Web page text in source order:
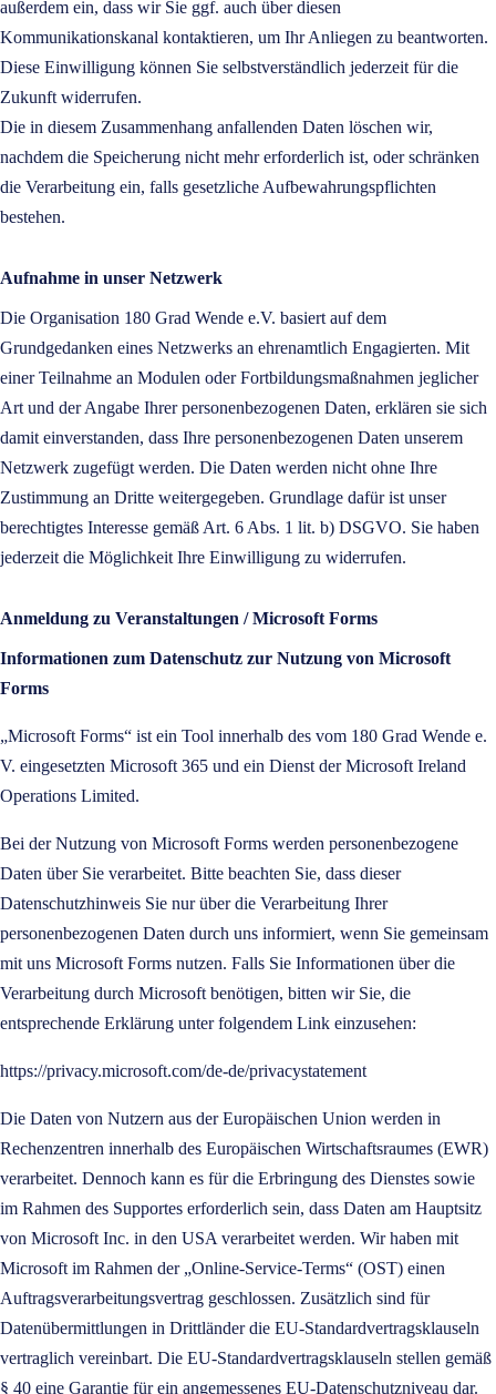
außerdem ein, dass wir Sie ggf. auch über diesen
Kommunikationskanal kontaktieren, um Ihr Anliegen zu beantworten.
Diese Einwilligung können Sie selbstverständlich jederzeit für die
Zukunft widerrufen.
Die in diesem Zusammenhang anfallenden Daten löschen wir,
nachdem die Speicherung nicht mehr erforderlich ist, oder schränken
die Verarbeitung ein, falls gesetzliche Aufbewahrungspflichten
bestehen.
Aufnahme in unser Netzwerk
Die Organisation 180 Grad Wende e.V. basiert auf dem
Grundgedanken eines Netzwerks an ehrenamtlich Engagierten. Mit
einer Teilnahme an Modulen oder Fortbildungsmaßnahmen jeglicher
Art und der Angabe Ihrer personenbezogenen Daten, erklären sie sich
damit einverstanden, dass Ihre personenbezogenen Daten unserem
Netzwerk zugefügt werden. Die Daten werden nicht ohne Ihre
Zustimmung an Dritte weitergegeben. Grundlage dafür ist unser
berechtigtes Interesse gemäß Art. 6 Abs. 1 lit. b) DSGVO. Sie haben
jederzeit die Möglichkeit Ihre Einwilligung zu widerrufen.
Anmeldung zu Veranstaltungen / Microsoft Forms
Informationen zum Datenschutz zur Nutzung von Microsoft
Forms
„Microsoft Forms“ ist ein Tool innerhalb des vom 180 Grad Wende e.
V. eingesetzten Microsoft 365 und ein Dienst der Microsoft Ireland
Operations Limited.
Bei der Nutzung von Microsoft Forms werden personenbezogene
Daten über Sie verarbeitet. Bitte beachten Sie, dass dieser
Datenschutzhinweis Sie nur über die Verarbeitung Ihrer
personenbezogenen Daten durch uns informiert, wenn Sie gemeinsam
mit uns Microsoft Forms nutzen. Falls Sie Informationen über die
Verarbeitung durch Microsoft benötigen, bitten wir Sie, die
entsprechende Erklärung unter folgendem Link einzusehen:
https://privacy.microsoft.com/de-de/privacystatement
Die Daten von Nutzern aus der Europäischen Union werden in
Rechenzentren innerhalb des Europäischen Wirtschaftsraumes (EWR)
verarbeitet. Dennoch kann es für die Erbringung des Dienstes sowie
im Rahmen des Supportes erforderlich sein, dass Daten am Hauptsitz
von Microsoft Inc. in den USA verarbeitet werden. Wir haben mit
Microsoft im Rahmen der „Online-Service-Terms“ (OST) einen
Auftragsverarbeitungsvertrag geschlossen. Zusätzlich sind für
Datenübermittlungen in Drittländer die EU-Standardvertragsklauseln
vertraglich vereinbart. Die EU-Standardvertragsklauseln stellen gemäß
§ 40 eine Garantie für ein angemessenes EU-Datenschutzniveau dar.